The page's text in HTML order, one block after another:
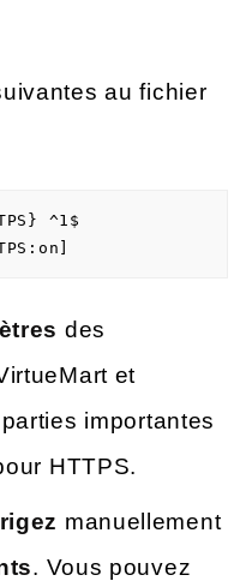
au fichier
^1$
des
et
importantes
HTTPS.
manuellement
. Vous pouvez